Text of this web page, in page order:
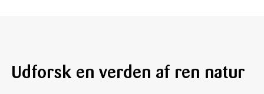
Udforsk en verden af ren natur